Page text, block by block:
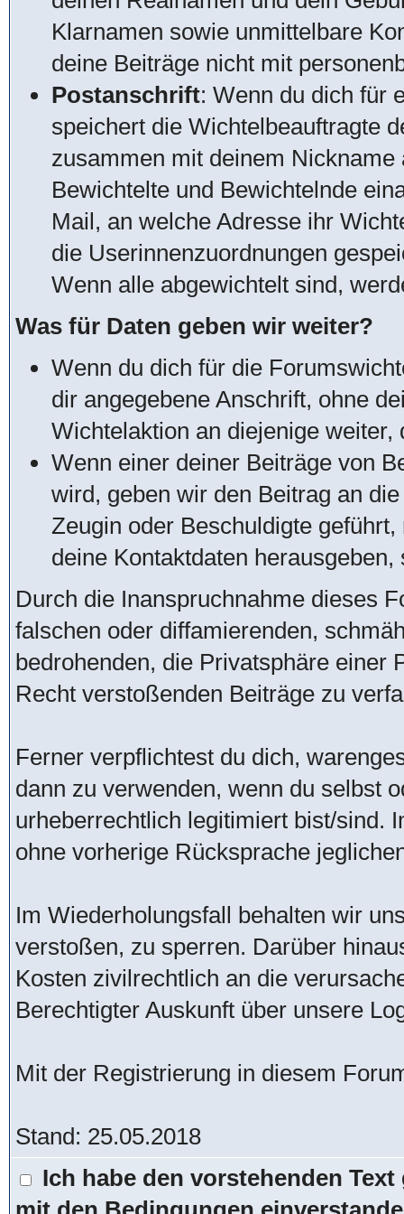
Klarnamen sowie unmittelbare
deine Beiträge nicht mit
Postanschrift: Wenn du dich für
speichert die Wichtelbeauftragte
zusammen mit deinem
Bewichtelte und Bewichtelnde
Mail, an welche Adresse ihr
die Userinnenzuordnungen
Wenn alle abgewichtelt sind,
Was für Daten geben wir weiter?
Wenn du dich für die
dir angegebene Anschrift, ohne
Wichtelaktion an diejenige weiter,
Wenn einer deiner Beiträge von
wird, geben wir den Beitrag an
Zeugin oder Beschuldigte
deine Kontaktdaten
Durch die Inanspruchnahme dieses
falschen oder diffamierenden,
bedrohenden, die Privatsphäre einer
Recht verstoßenden Beiträge zu
Ferner verpflichtest du dich,
dann zu verwenden, wenn du selbst
urheberrechtlich legitimiert bist/sind.
ohne vorherige Rücksprache
Im Wiederholungsfall behalten wir
verstoßen, zu sperren. Darüber
Kosten zivilrechtlich an die
Berechtigter Auskunft über unsere
Mit der Registrierung in diesem
Stand: 25.05.2018
Ich habe den vorstehenden